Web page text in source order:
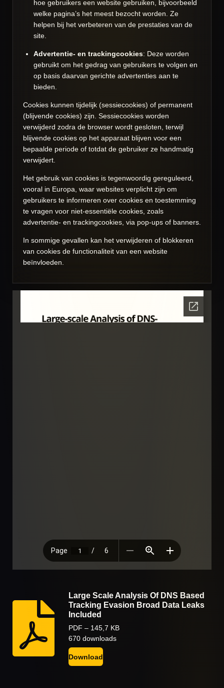
hoe gebruikers een website gebruiken, bijvoorbeeld
welke pagina’s het meest bezocht worden. Ze
helpen bij het verbeteren van de prestaties van de
site.
Advertentie- en trackingcookies: Deze worden
gebruikt om het gedrag van gebruikers te volgen en
op basis daarvan gerichte advertenties aan te
bieden.
Cookies kunnen tijdelijk (sessiecookies) of permanent
(blijvende cookies) zijn. Sessiecookies worden
verwijderd zodra de browser wordt gesloten, terwijl
blijvende cookies op het apparaat blijven voor een
bepaalde periode of totdat de gebruiker ze handmatig
verwijdert.
Het gebruik van cookies is tegenwoordig gereguleerd,
vooral in Europa, waar websites verplicht zijn om
gebruikers te informeren over cookies en toestemming
te vragen voor niet-essentiële cookies, zoals
advertentie- en trackingcookies, via pop-ups of banners.
In sommige gevallen kan het verwijderen of blokkeren
van cookies de functionaliteit van een website
beïnvloeden.
Large Scale Analysis Of DNS Based
Tracking Evasion Broad Data Leaks
Included
PDF – 145,7 KB
670 downloads
Download